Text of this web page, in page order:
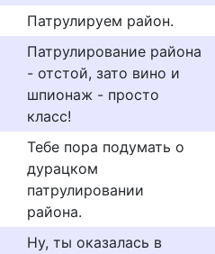
Патрулируем район.
Патрулирование района
- отстой, зато вино и
шпионаж - просто
класс!
Тебе пора подумать о
дурацком
патрулировании
района.
Ну, ты оказалась в